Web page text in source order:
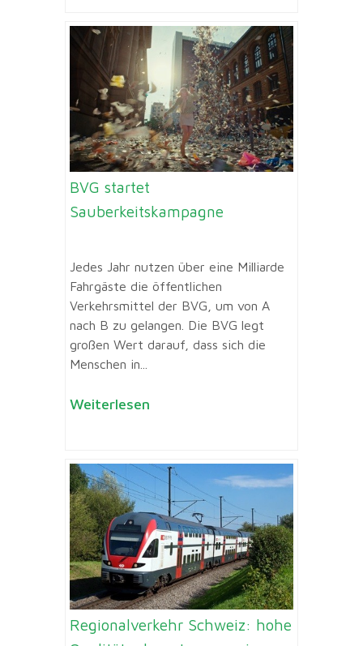
BVG startet
Sauberkeitskampagne
Jedes Jahr nutzen über eine Milliarde
Fahrgäste die öffentlichen
Verkehrsmittel der BVG, um von A
nach B zu gelangen. Die BVG legt
großen Wert darauf, dass sich die
Menschen in...
Weiterlesen
Regionalverkehr Schweiz: hohe